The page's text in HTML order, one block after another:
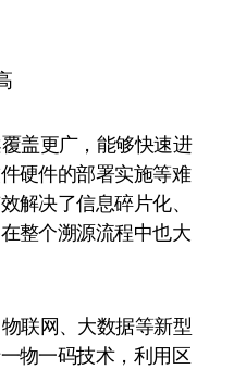
盖更广，能够快速进
硬件的部署实施等难
解决了信息碎片化、
整个溯源流程中也大
联网、大数据等新型
物一码技术，利用区